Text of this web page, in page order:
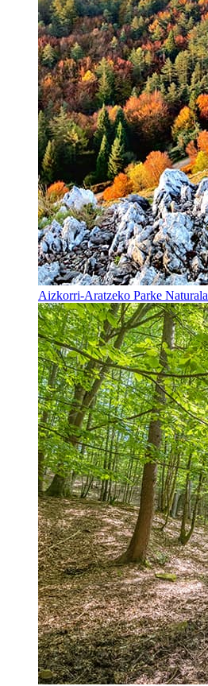
Aizkorri-Aratzeko Parke Naturala